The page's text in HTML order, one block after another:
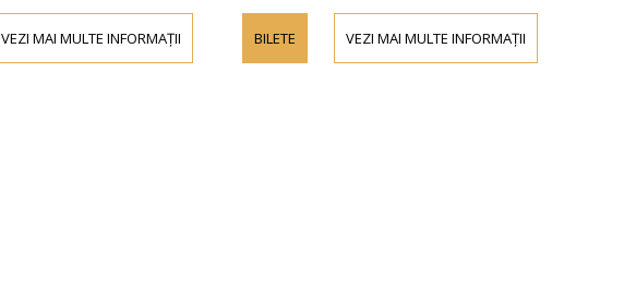
VEZI MAI MULTE INFORMAȚII BILETE VEZI MAI MULTE INFORMAȚII